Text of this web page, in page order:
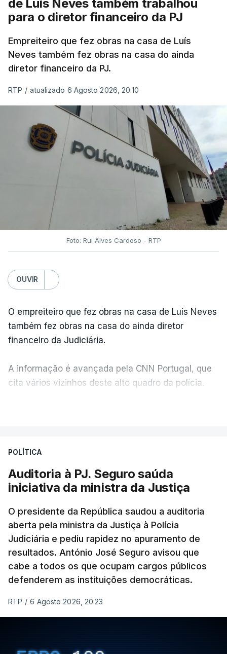
de Luís Neves também trabalhou
para o diretor financeiro da PJ
Empreiteiro que fez obras na casa de Luís
Neves também fez obras na casa do ainda
diretor financeiro da PJ.
RTP / atualizado 6 Agosto 2026, 20:10
Foto: Rui Alves Cardoso - RTP
OUVIR
O empreiteiro que fez obras na casa de Luís Neves
também fez obras na casa do ainda diretor
financeiro da Judiciária.
A informação é avançada pela CNN Portugal, que
cita vários vizinhos deste alto quadro da polícia.
apreendido numa operação de droga.
POLÍTICA
Auditoria à PJ. Seguro saúda
iniciativa da ministra da Justiça
O presidente da República saudou a auditoria
aberta pela ministra da Justiça à Polícia
Judiciária e pediu rapidez no apuramento de
resultados. António José Seguro avisou que
cabe a todos os que ocupam cargos públicos
defenderem as instituições democráticas.
RTP / 6 Agosto 2026, 20:23